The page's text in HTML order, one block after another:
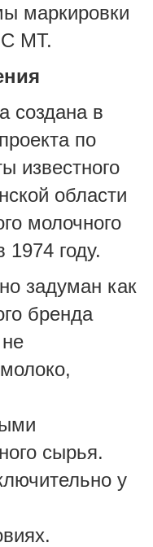
маркировки
МТ.
создана в
по
известного
области
молочного
1974 году.
задуман как
бренда
сырья.
у